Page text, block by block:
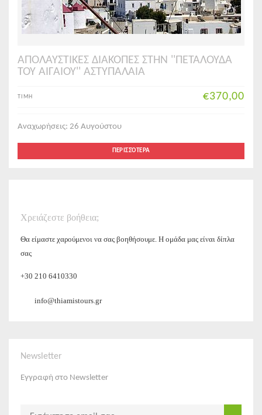
ΑΠΟΛΑΥΣΤΙΚΕΣ ΔΙΑΚΟΠΕΣ ΣΤΗΝ ''ΠΕΤΑΛΟΥΔΑ
ΤΟΥ ΑΙΓΑΙΟΥ'' ΑΣΤΥΠΑΛΑΙΑ
ΤΙΜΗ €370,00
Αναχωρήσεις: 26 Αυγούστου
ΠΕΡΙΣΣΌΤΕΡΑ
Χρειάζεστε βοήθεια;
Θα είμαστε χαρούμενοι να σας βοηθήσουμε. Η ομάδα μας είναι δίπλα
σας
+30 210 6410330
info@thiamistours.gr
Newsletter
Εγγραφή στο Newsletter